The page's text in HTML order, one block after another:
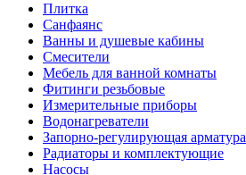
Плитка
Санфаянс
Ванны и душевые кабины
Смесители
Мебель для ванной комнаты
Фитинги резьбовые
Измерительные приборы
Водонагреватели
Запорно-регулирующая арматура
Радиаторы и комплектующие
Насосы